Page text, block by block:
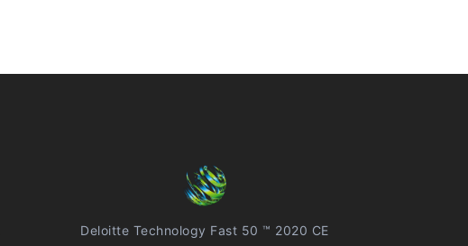
Deloitte Technology Fast 50 ™ 2020 CE